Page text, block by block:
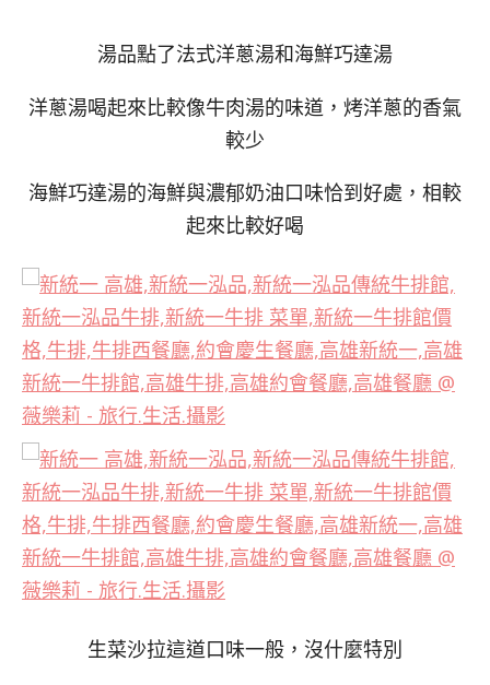
湯品點了法式洋蔥湯和海鮮巧達湯
洋蔥湯喝起來比較像牛肉湯的味道，烤洋蔥的香氣
較少
海鮮巧達湯的海鮮與濃郁奶油口味恰到好處，相較
起來比較好喝
生菜沙拉這道口味一般，沒什麼特別